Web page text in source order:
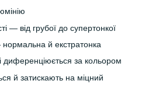
— від грубої до супертонкої
й екстратонка
диференціюється за кольором
й затискають на міцний